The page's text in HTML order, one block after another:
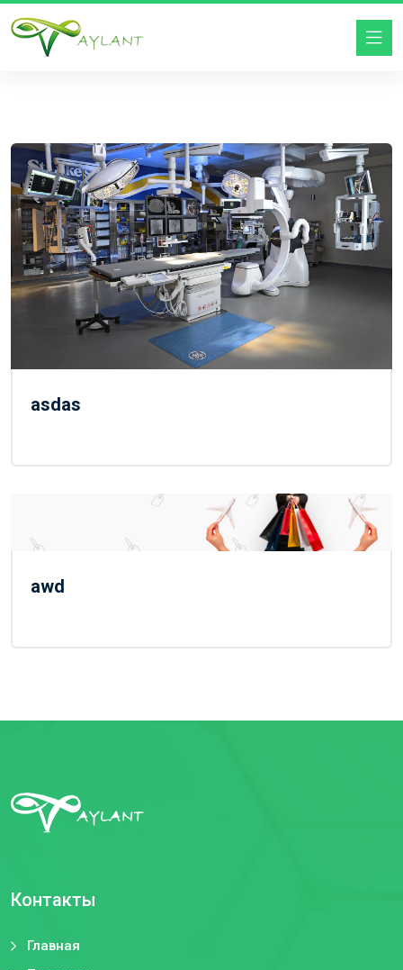
asdas
awd
Контакты
Главная